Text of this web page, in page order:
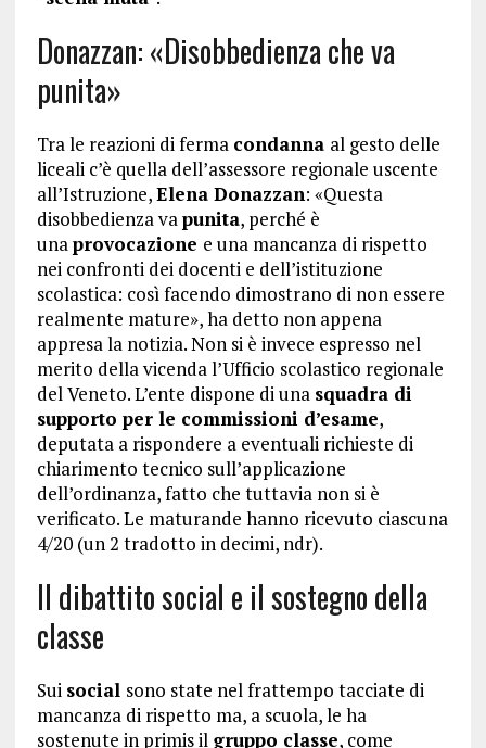
Donazzan: «Disobbedienza che va
punita»
Tra le reazioni di ferma condanna al gesto delle
liceali c’è quella dell’assessore regionale uscente
all’Istruzione,Elena Donazzan: «Questa
disobbedienza va punita, perché è
una provocazione e una mancanza di rispetto
nei confronti dei docenti e dell’istituzione
scolastica: così facendo dimostrano di non essere
realmente mature», ha detto non appena
appresa la notizia. Non si è invece espresso nel
merito della vicenda l’Ufficio scolastico regionale
del Veneto. L’ente dispone di una squadra di
supporto per le commissioni d’esame,
deputata a rispondere a eventuali richieste di
chiarimento tecnico sull’applicazione
dell’ordinanza, fatto che tuttavia non si è
verificato. Le maturande hanno ricevuto ciascuna
4/20 (un 2 tradotto in decimi, ndr).
Il dibattito social e il sostegno della
classe
Sui social sono state nel frattempo tacciate di
mancanza di rispetto ma, a scuola, le ha
sostenute in primis il gruppo classe, come